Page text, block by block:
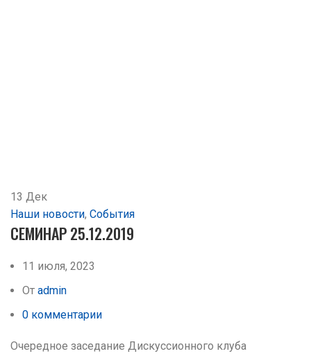
13 Дек
Наши новости, События
СЕМИНАР 25.12.2019
11 июля, 2023
От admin
0 комментарии
Очередное заседание Дискуссионного клуба